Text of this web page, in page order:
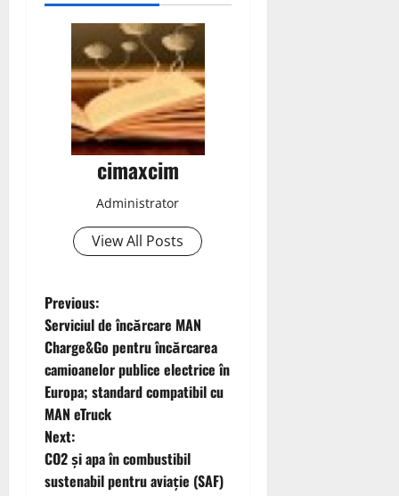
cimaxcim
Administrator
View All Posts
P
o
s
t
n
Previous:
Serviciul de încărcare MAN
Charge&Go pentru încărcarea
camioanelor publice electrice în
Europa; standard compatibil cu
MAN eTruck
Next:
CO2 și apa în combustibil
sustenabil pentru aviație (SAF)